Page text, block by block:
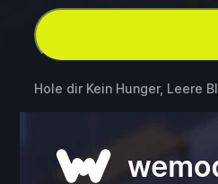
Hole dir Kein Hunger, Leere